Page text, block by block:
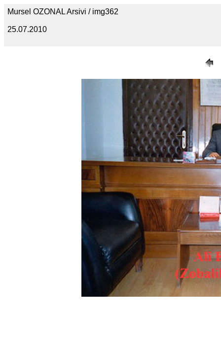
Mursel OZONAL Arsivi / img362
25.07.2010